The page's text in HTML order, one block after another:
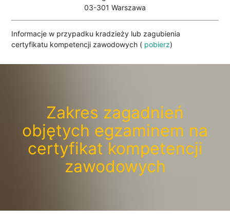
03-301 Warszawa
Informacje w przypadku kradzieży lub zagubienia
certyfikatu kompetencji zawodowych ( pobierz)
Zakres zagadnień
objętych egzaminem na
certyfikat kompetencji
zawodowych